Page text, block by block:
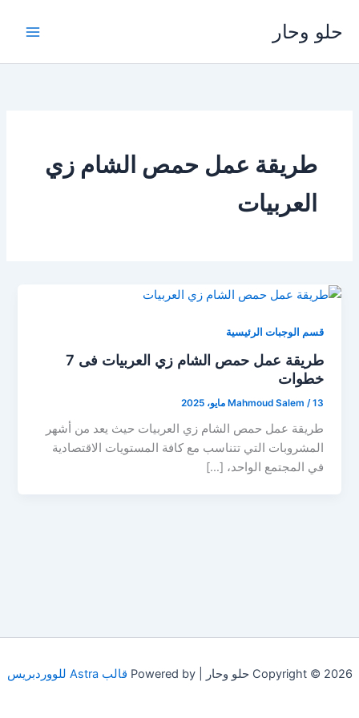
المحتوى
حلو وحار
طريقة عمل حمص الشام زي
العربيات
قسم الوجبات الرئيسية
طريقة عمل حمص الشام زي العربيات فى 7
خطوات
Mahmoud Salem /13 مايو، 2025
طريقة عمل حمص الشام زي العربيات حيث يعد من أشهر
المشروبات التي تتناسب مع كافة المستويات الاقتصادية
في المجتمع الواحد، […]
Copyright © 2026 حلو وحار | Powered by قالب Astra للووردبريس